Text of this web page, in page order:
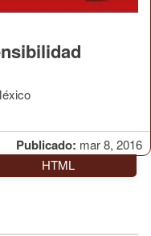
Publicado: mar 8, 2016
HTML